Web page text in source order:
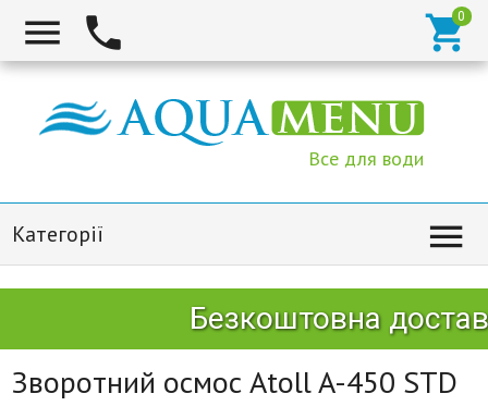
  
Все для води
Категорії 
Безкоштовна
Зворотний осмос Atoll A-450 STD